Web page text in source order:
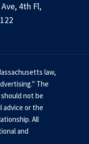
4th Fl,
law,
The
not be
advice or the
All
and